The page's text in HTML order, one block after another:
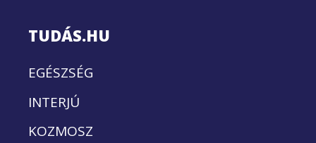
TUDÁS.HU
EGÉSZSÉG
INTERJÚ
KOZMOSZ